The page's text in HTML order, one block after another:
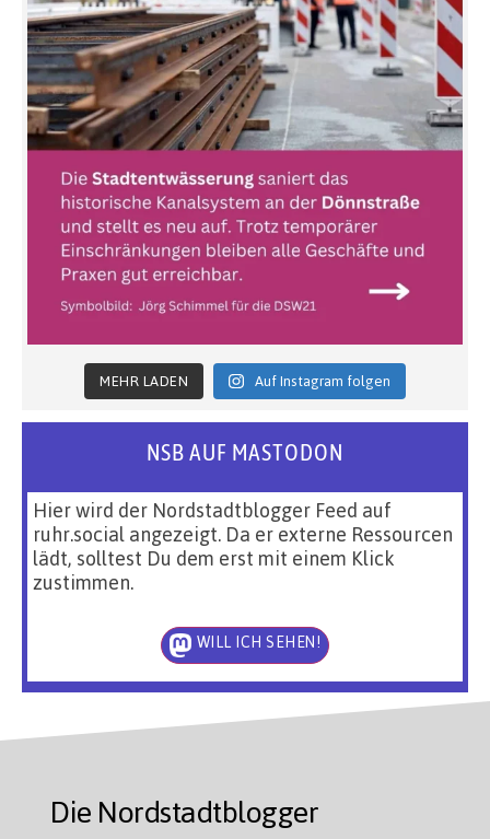
MEHR LADEN Auf Instagram folgen
NSB AUF MASTODON
Hier wird der Nordstadtblogger Feed auf
ruhr.social angezeigt. Da er externe Ressourcen
lädt, solltest Du dem erst mit einem Klick
zustimmen.
WILL ICH SEHEN!
Die Nordstadtblogger